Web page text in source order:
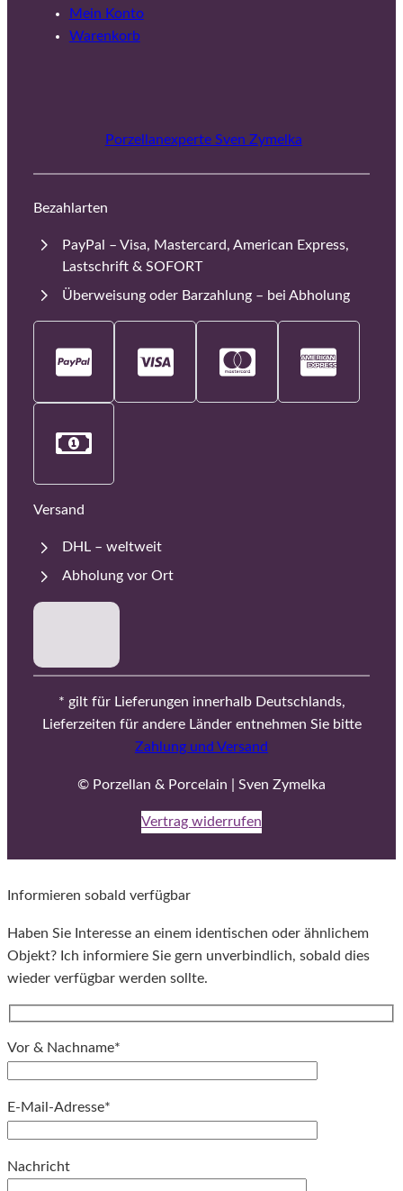
Mein Konto
Warenkorb
Porzellanexperte Sven Zymelka
Bezahlarten
PayPal – Visa, Mastercard, American Express,
Lastschrift & SOFORT
Überweisung oder Barzahlung – bei Abholung
Versand
DHL – weltweit
Abholung vor Ort
* gilt für Lieferungen innerhalb Deutschlands,
Lieferzeiten für andere Länder entnehmen Sie bitte
Zahlung und Versand
© Porzellan & Porcelain | Sven Zymelka
Vertrag widerrufen
Informieren sobald verfügbar
Haben Sie Interesse an einem identischen oder ähnlichem
Objekt? Ich informiere Sie gern unverbindlich, sobald dies
wieder verfügbar werden sollte.
Vor & Nachname*
E-Mail-Adresse*
Nachricht